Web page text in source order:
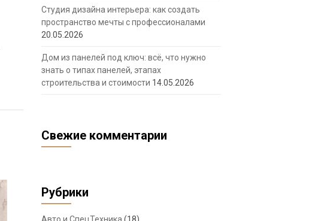
Студия дизайна интерьера: как создать
пространство мечты с профессионалами
20.05.2026
Дом из панелей под ключ: всё, что нужно
знать о типах панелей, этапах
строительства и стоимости 14.05.2026
Свежие комментарии
Рубрики